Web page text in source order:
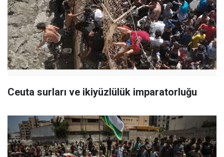
Ceuta surları ve ikiyüzlülük imparatorluğu